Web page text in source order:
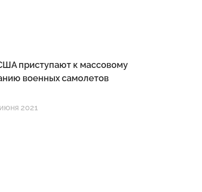
приступают к массовому
военных самолетов
2021